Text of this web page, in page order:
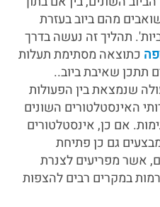
מהם ביוב בעזרת
תהליך זה נעשה בדרך
כתוצאה מסתימת תעלות
תתכן שאיבת ביוב..
שנמצאת בין הפעולות
האינסטלטורים השונים
אם כן, אינסטלטורים
גם כן פתיחת
אשר מפריעים לצנרת
במקרים רבים להצפות